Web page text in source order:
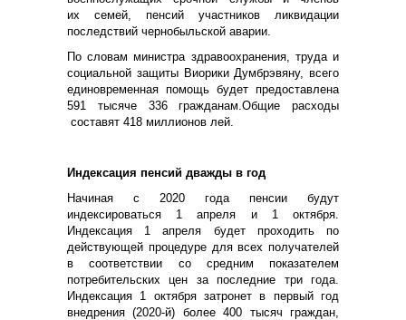
их семей,
пенсий участников ликвидации
последствий чернобыльской аварии.
По словам министра здравоохранения, труда и
социальной защиты ВиорикиДумбрэвяну, всего
единовременная помощь будет предоставлена
591 тысяче 336 гражданам.Общие расходы
составят 418 миллионов лей
Индексация пенсий дважды в год
Начиная с 2020 года пенсии будут
индексироваться 1 апреля и 1 октября.
Индексация 1 апреля будет проходить по
действующей процедуре для всех получателей
в соответствии со средним показателем
потребительских цен за последние три года.
Индексация 1 октября затронет в первый год
внедрения (2020-й) более 400 тысяч граждан,